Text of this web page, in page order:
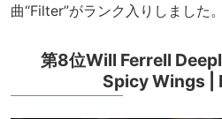
曲“Filter”がランク入りしました。
第8位Will Ferrell
Spicy Wings |